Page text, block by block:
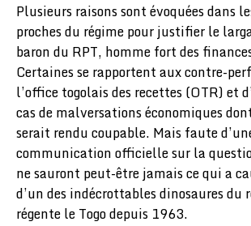
Plusieurs raisons sont évoquées dans
proches du régime pour justifier le
baron du RPT, homme fort des
Certaines se rapportent aux contre-
l’office togolais des recettes (OTR) et
cas de malversations économiques
serait rendu coupable. Mais faute
communication officielle sur la
ne sauront peut-être jamais ce qui a
d’un des indécrottables dinosaures du
régente le Togo depuis 1963.